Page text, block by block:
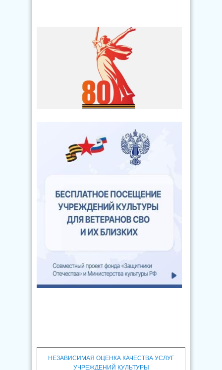
НЕЗАВИСИМАЯ ОЦЕНКА КАЧЕСТВА УСЛУГ
УЧРЕЖДЕНИЙ КУЛЬТУРЫ